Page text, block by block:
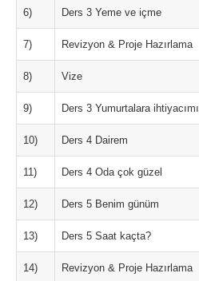
6) Ders 3 Yeme ve içme
7) Revizyon & Proje Hazırlama
8) Vize
9) Ders 3 Yumurtalara
10) Ders 4 Dairem
11) Ders 4 Oda çok güzel
12) Ders 5 Benim günüm
13) Ders 5 Saat kaçta?
14) Revizyon & Proje Hazırlama